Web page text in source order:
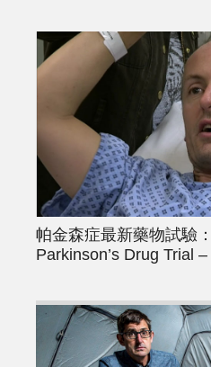
帕金森症最新藥物試驗
Parkinson’s Drug Trial